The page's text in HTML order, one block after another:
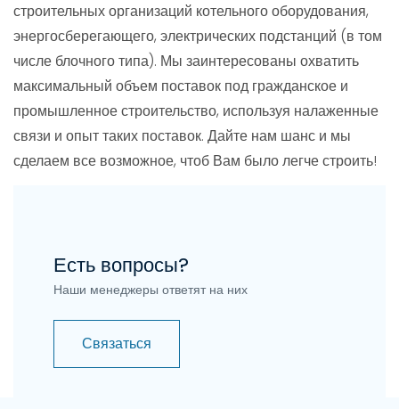
строительных организаций котельного оборудования,
энергосберегающего, электрических подстанций (в том
числе блочного типа). Мы заинтересованы охватить
максимальный объем поставок под гражданское и
промышленное строительство, используя налаженные
связи и опыт таких поставок. Дайте нам шанс и мы
сделаем все возможное, чтоб Вам было легче строить!
Есть вопросы?
Наши менеджеры ответят на них
Связаться